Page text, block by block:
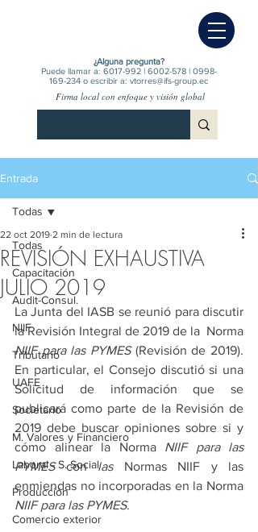
¿Alguna pregunta?
Puede llamar a: 6017-992| 6002-578| 0998-
169-234 o escribir a: vtorres@ifs-group.ec
Firma local con enfoque y visión global
Entrada
Todas
Capacitación
Audit-Consul.
NIIF
Tributario
UAFE
Societario
M. Valores y Financiero
Laboral - S. Social
Producción
Comercio exterior
Todas
REVISIÓN EXHAUSTIVA
JULIO 2019
22 oct 2019 2 min de lectura
La Junta del IASB se reunió para discutir
NIIF para las PYMES (Revisión de 2019).
En particular, el Consejo discutió si una
Solicitud de información que se
publicará como parte de la Revisión de
2019 debe buscar opiniones sobre si y
cómo alinear la Norma NIIF para las
PYMES con las Normas NIIF y las
NIIF para las PYMES.